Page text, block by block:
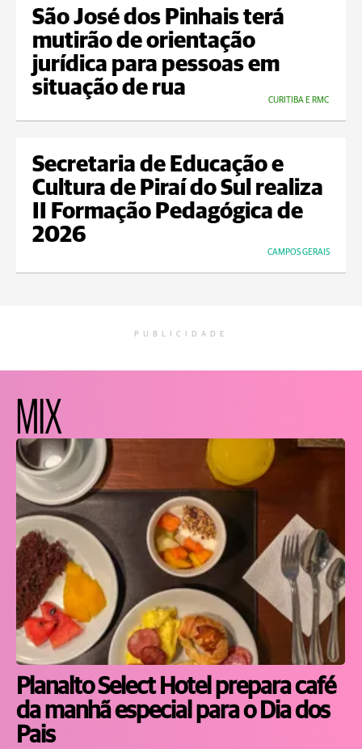
São José dos Pinhais terá
mutirão de orientação
jurídica para pessoas em
situação de rua
CURITIBA E RMC
Secretaria de Educação e
Cultura de Piraí do Sul realiza
II Formação Pedagógica de
2026
CAMPOS GERAIS
PUBLICIDADE
MIX
Planalto Select Hotel prepara café
da manhã especial para o Dia dos
Pais